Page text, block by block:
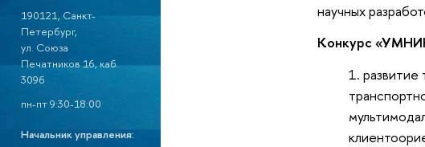
190121, Санкт-
Петербург,
ул. Союза
Печатников 16, каб.
309б
пн-пт 9:30-18:00
Начальник управления:
научных
Конкурс
развитие